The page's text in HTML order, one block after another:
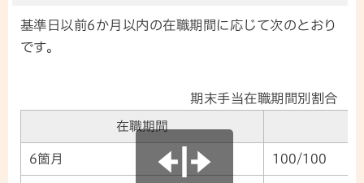
基準日以前6か月以内の在職期間に応じて次のとおり
です。
期末手当在職期間別割合
在職期間
6箇月 100/100